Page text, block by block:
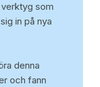
som
in på nya
denna
och fann